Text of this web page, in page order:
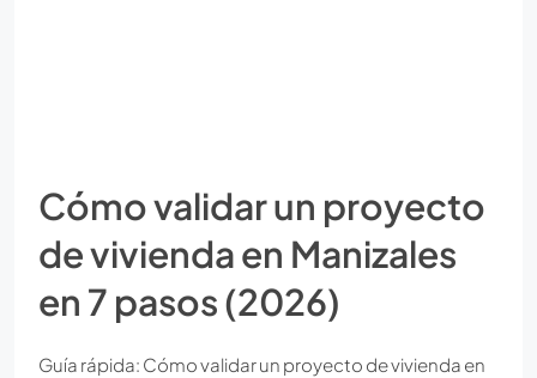
Cómo validar un proyecto
de vivienda en Manizales
en 7 pasos (2026)
Guía rápida: Cómo validar un proyecto de vivienda en